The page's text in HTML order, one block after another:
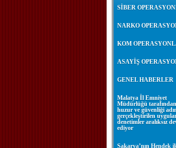
SİBER
NARKO
KOM
ASAYİŞ
GENEL HABERLER
Malatya İl Emniyet
Müdürlüğü
huzur ve güvenliği
gerçekleştirilen
denetimler aralıksız
ediyor
Sakarya’nın Hendek